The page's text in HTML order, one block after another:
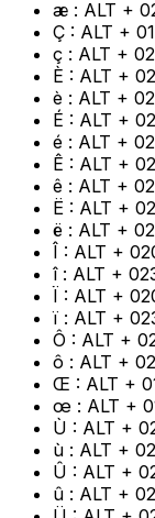
æ : ALT +
Ç : ALT +
ç : ALT +
È : ALT +
è : ALT +
É : ALT +
é : ALT +
Ê : ALT +
ê : ALT +
Ë : ALT +
ë : ALT +
Î : ALT +
î : ALT +
Ï : ALT +
ï : ALT +
Ô : ALT +
ô : ALT +
Œ : ALT +
œ : ALT +
Ù : ALT +
ù : ALT +
Û : ALT +
û : ALT +